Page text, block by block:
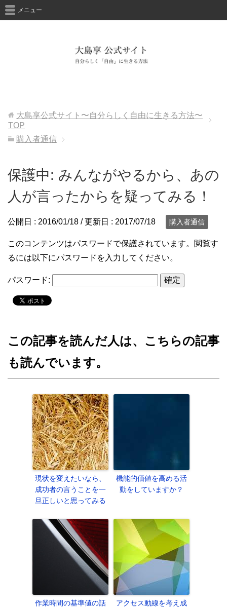
メニュー
大島享公式サイト〜自分らしく自由に生きる方法〜
TOP
購入者通信
保護中: みんながやるから、あの
人が言ったからを疑ってみる！
公開日 : 2016/01/18 / 更新日 : 2017/07/18 購入者通信
このコンテンツはパスワードで保護されています。閲覧す
るには以下にパスワードを入力してください。
パスワード:
この記事を読んだ人は、こちらの記事
も読んでいます。
現状を変えたいなら、
成功者の言うことを一
旦正しいと思ってみる
機能的価値を高める活
動をしていますか？
作業時間の基準値の話
アクセス動線を考え成